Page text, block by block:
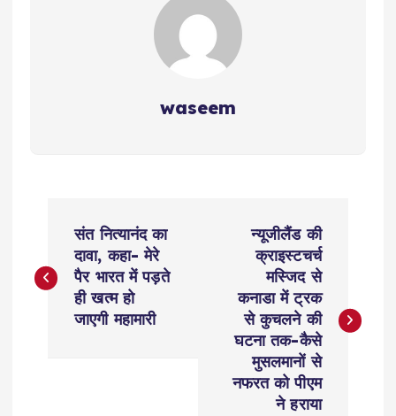
waseem
o
s
संत नित्यानंद का
दावा, कहा- मेरे
पैर भारत में पड़ते
ही खत्म हो
जाएगी महामारी
न्यूजीलैंड की
क्राइस्टचर्च
मस्जिद से
कनाडा में ट्रक
से कुचलने की
घटना तक-कैसे
मुसलमानों से
नफरत को पीएम
ने हराया